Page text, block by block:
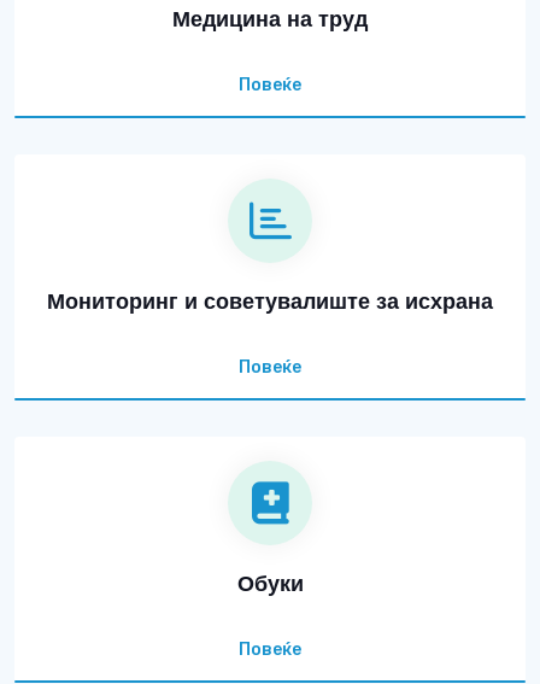
Медицина на труд
Повеќе
Мониторинг и советувалиште за исхрана
Повеќе
Обуки
Повеќе